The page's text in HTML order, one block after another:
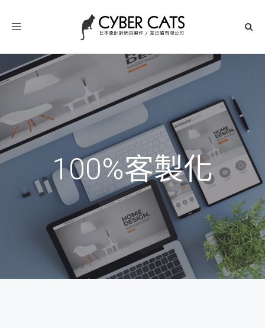
Toggle
100%客製化